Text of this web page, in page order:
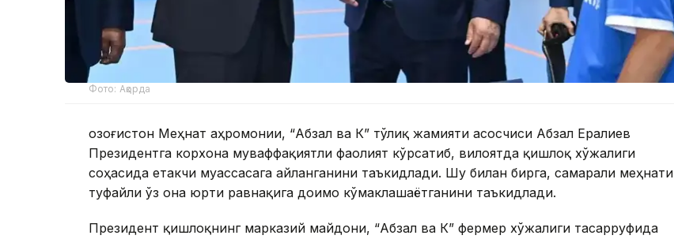
Фото: Ақорда
Қозоғистон Меҳнат Қаҳромонии, “Абзал ва К” тўлиқ жамияти асосчиси Абзал Ералиев
Президентга корхона муваффақиятли фаолият кўрсатиб, вилоятда қишлоқ хўжалиги
соҳасида етакчи муассасага айланганини таъкидлади. Шу билан бирга, самарали меҳнати
туфайли ўз она юрти равнақига доимо кўмаклашаётганини таъкидлади.
Президент қишлоқнинг марказий майдони, “Абзал ва К” фермер хўжалиги тасарруфида